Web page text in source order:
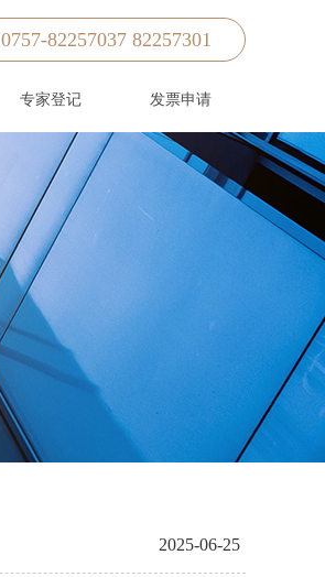
专家登记 发票申请
0757-82257037 82257301
2025-06-25